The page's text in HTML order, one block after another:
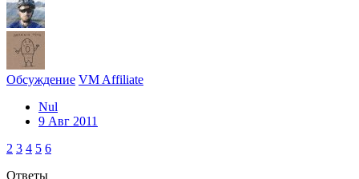
Обсуждение VM Affiliate
Nul
9 Авг 2011
2 3 4 5 6
Ответы